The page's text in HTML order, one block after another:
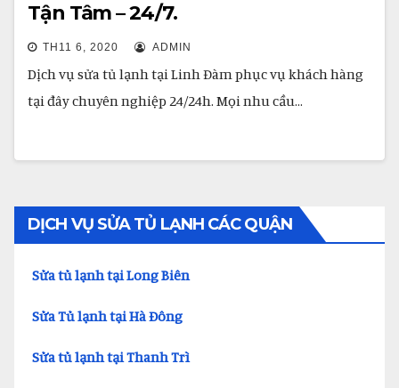
Tận Tâm – 24/7.
TH11 6, 2020 ADMIN
Dịch vụ sửa tủ lạnh tại Linh Đàm phục vụ khách hàng
tại đây chuyên nghiệp 24/24h. Mọi nhu cầu…
DỊCH VỤ SỬA TỦ LẠNH CÁC QUẬN
Sửa tủ lạnh tại Long Biên
Sửa Tủ lạnh tại Hà Đông
Sửa tủ lạnh tại Thanh Trì